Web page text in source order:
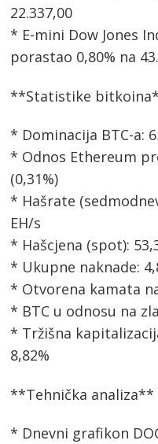
22.337,00
* E-mini Dow Jones
porastao 0,80% na
**Statistike
* Dominacija BTC-a:
* Odnos Ethereum
(0,31%)
* Hašrate
EH/s
* Hašcjena (spot):
* Ukupne naknade:
* Otvorena kamata
* BTC u odnosu na
* Tržišna
8,82%
**Tehnička analiza**
* Dnevni grafikon